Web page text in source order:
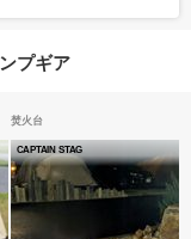
プギア
焚火台
CAPTAIN STAG